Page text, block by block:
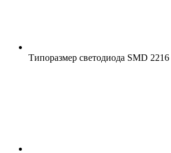
Типоразмер светодиода SMD 2216